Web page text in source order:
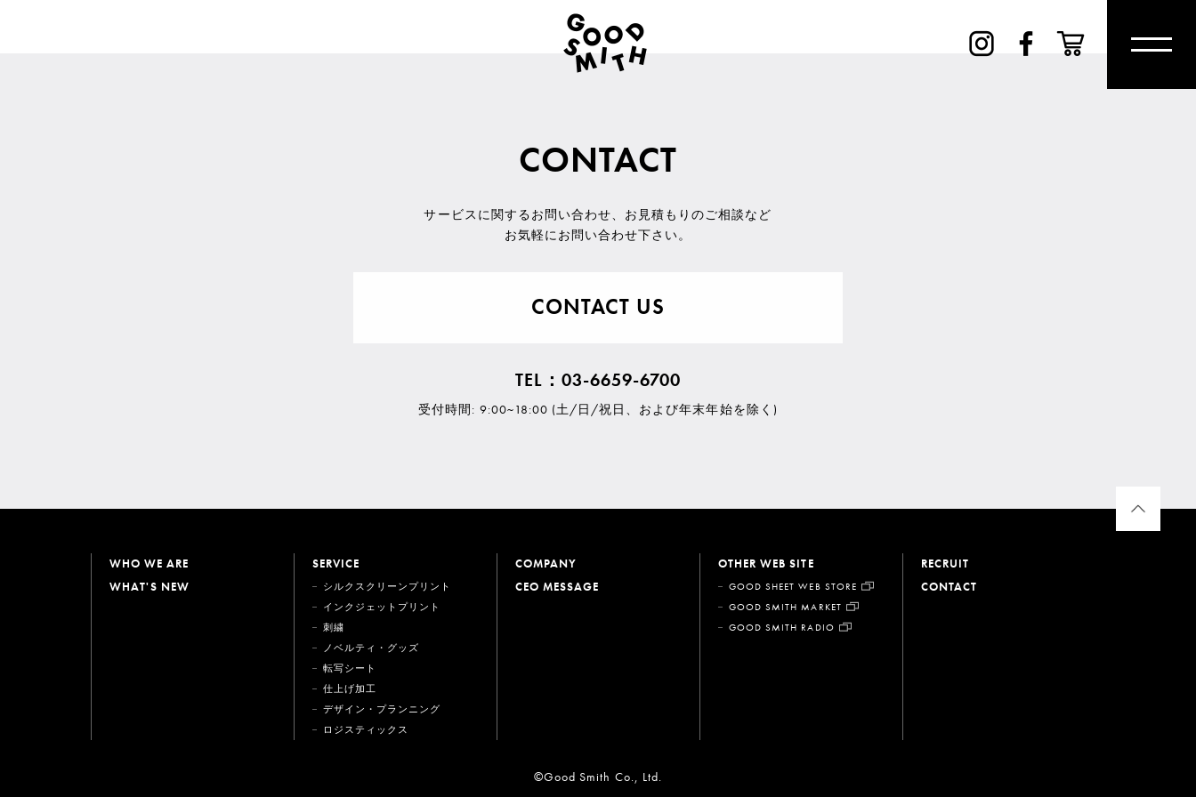
CONTACT
サービスに関するお問い合わせ、 お見積もりのご相談など
お気軽にお問い合わせ下さい。
CONTACT US
TEL：03-6659-6700
受付時間: 9:00~18:00 (土/日/祝日、および年末年始を除く)
WHO WE ARE
WHAT'S NEW
SERVICE
シルクスクリーンプリント
インクジェットプリント
刺繍
ノベルティ・グッズ
転写シート
仕上げ加工
デザイン・プランニング
ロジスティックス
COMPANY
CEO MESSAGE
OTHER WEB SITE
GOOD SHEET WEB STORE
GOOD SMITH MARKET
GOOD SMITH RADIO
RECRUIT
CONTACT
©Good Smith Co., Ltd.